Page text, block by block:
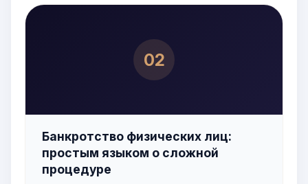
02
Банкротство физических лиц:
простым языком о сложной
процедуре